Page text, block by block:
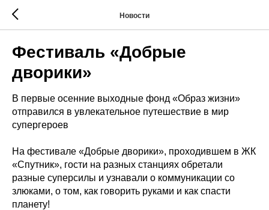
Новости
Фестиваль «Добрые
дворики»
В первые осенние выходные фонд «Образ жизни»
отправился в увлекательное путешествие в мир
супергероев
На фестивале «Добрые дворики», проходившем в ЖК
«Спутник», гости на разных станциях обретали
разные суперсилы и узнавали о коммуникации со
злюками, о том, как говорить руками и как спасти
планету!